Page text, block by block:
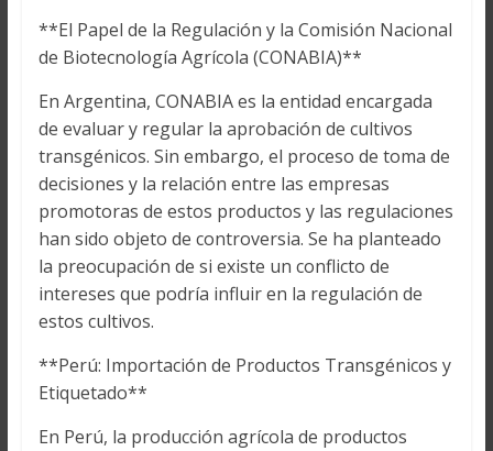
**El Papel de la Regulación y la Comisión Nacional
de Biotecnología Agrícola (CONABIA)**
En Argentina, CONABIA es la entidad encargada
de evaluar y regular la aprobación de cultivos
transgénicos. Sin embargo, el proceso de toma de
decisiones y la relación entre las empresas
promotoras de estos productos y las regulaciones
han sido objeto de controversia. Se ha planteado
la preocupación de si existe un conflicto de
intereses que podría influir en la regulación de
estos cultivos.
**Perú: Importación de Productos Transgénicos y
Etiquetado**
En Perú, la producción agrícola de productos